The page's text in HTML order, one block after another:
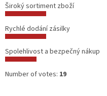
Široký sortiment zboží
Rychlé dodání zásilky
Spolehlivost a bezpečný nákup
Number of votes: 19